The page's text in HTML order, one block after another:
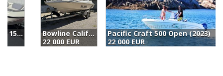
Bowline California 500 (2003)
22 000 EUR
Pacific Craft 500 Open (2023)
22 000 EUR